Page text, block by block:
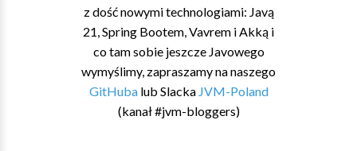
z dość nowymi technologiami: Javą
21, Spring Bootem, Vavrem i Akką i
co tam sobie jeszcze Javowego
wymyślimy, zapraszamy na naszego
GitHubalub Slacka JVM-Poland
(kanał #jvm-bloggers)